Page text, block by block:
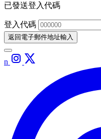
已發送登入代碼
登入代碼
返回電子郵件地址輸入
n